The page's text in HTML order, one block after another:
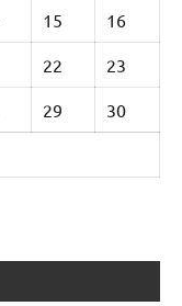
15 16
22 23
29 30